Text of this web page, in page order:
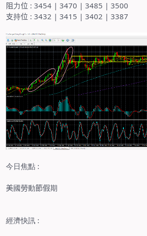
阻力位 : 3454 | 3470 | 3485 | 3500
支持位 : 3432 | 3415 | 3402 | 3387
今日焦點 :
美國勞動節假期
經濟快訊 :